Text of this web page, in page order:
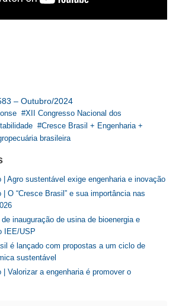
– Outubro/2024
XII Congresso Nacional dos
Cresce Brasil + Engenharia +
brasileira
| Agro sustentável exige engenharia e inovação
| O “Cresce Brasil” e sua importância nas
inauguração de usina de bioenergia e
IEE/USP
é lançado com propostas a um ciclo de
sustentável
| Valorizar a engenharia é promover o